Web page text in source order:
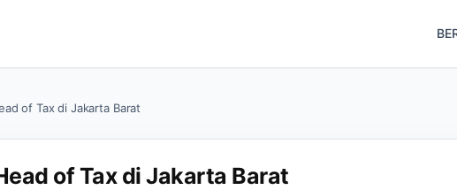
of Tax di Jakarta Barat
of Tax di Jakarta Barat